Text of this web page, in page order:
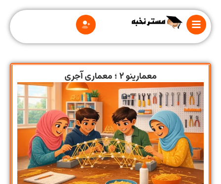
درباره
مقررات
معمارینو 2 ؛ معماری آجری